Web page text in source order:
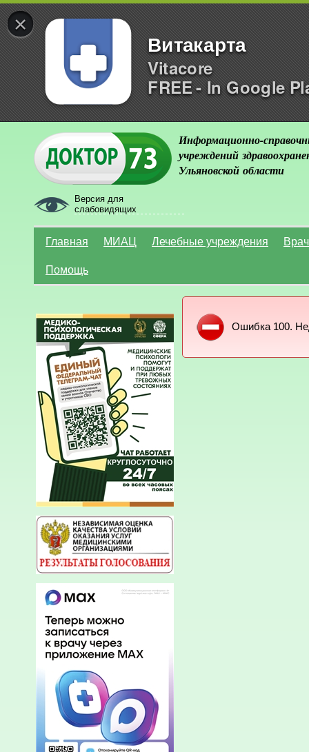
×
Витакарта
Vitacore
FREE - In Google
Версия для
слабовидящих
Информационно-
учреждений
Ульяновской области
Главная МИАЦ Лечебные учреждения
Помощь
Ошибка 100.